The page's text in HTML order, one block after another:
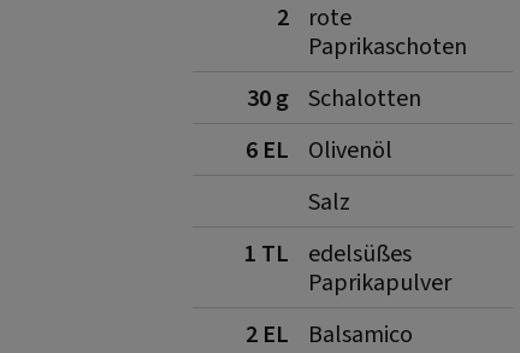
2
rote
Paprikaschoten
30 g Schalotten
6 EL
Olivenöl
Salz
1 TL
edelsüßes
Paprikapulver
2 EL
Balsamico